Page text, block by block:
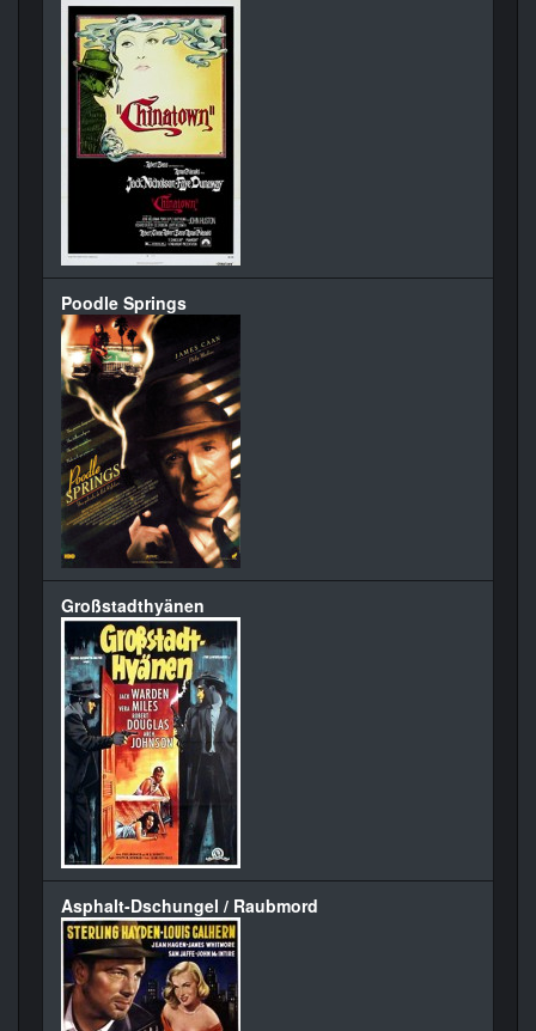
Poodle Springs
Großstadthyänen
Asphalt-Dschungel / Raubmord